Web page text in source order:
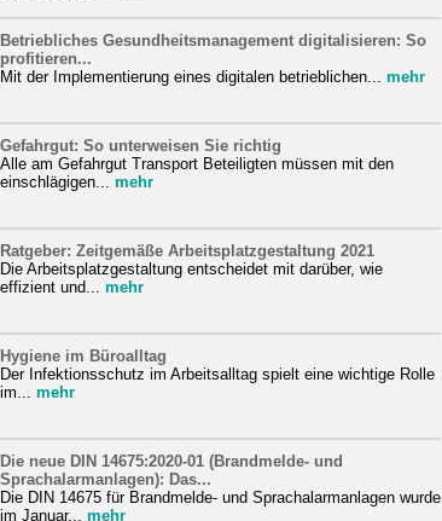
Betriebliches Gesundheitsmanagement digitalisieren: So
profitieren...
Mit der Implementierung eines digitalen betrieblichen... mehr
Gefahrgut: So unterweisen Sie richtig
Alle am Gefahrgut Transport Beteiligten müssen mit den
einschlägigen... mehr
Ratgeber: Zeitgemäße Arbeitsplatzgestaltung 2021
Die Arbeitsplatzgestaltung entscheidet mit darüber, wie
effizient und... mehr
Hygiene im Büroalltag
Der Infektionsschutz im Arbeitsalltag spielt eine wichtige Rolle
im... mehr
Die neue DIN 14675:2020-01 (Brandmelde- und
Sprachalarmanlagen): Das...
Die DIN 14675 für Brandmelde- und Sprachalarmanlagen wurde
im Januar... mehr